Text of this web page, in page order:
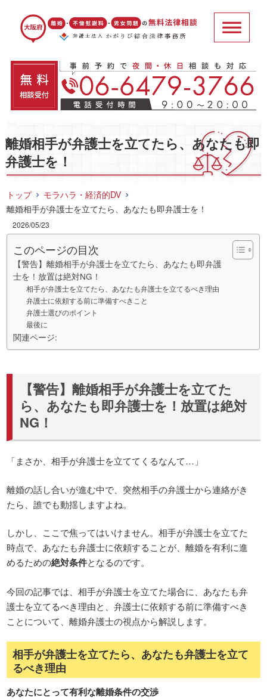
離婚相手が弁護士を立てたら、あなたも即
弁護士を！
トップ
モラハラ・経済的DV
離婚相手が弁護士を立てたら、あなたも即弁護士を！
2026/05/23
このページの目次
【警告】離婚相手が弁護士を立てたら、あなたも即弁護
士を！放置は絶対NG！
相手が弁護士を立てたら、あなたも弁護士を立てるべき理由
弁護士に依頼する前に準備すべきこと
弁護士選びのポイント
最後に
関連ページ:
【警告】離婚相手が弁護士を立てた
ら、あなたも即弁護士を！放置は絶対
NG！
「まさか、相手が弁護士を立ててくるなんて…」
離婚の話し合いが進む中で、突然相手の弁護士から連絡がき
たら、誰でも動揺しますよね。
しかし、ここで焦ってはいけません。相手が弁護士を立てた
時点で、あなたも弁護士に依頼することが、離婚を有利に進
めるための絶対条件となるのです。
今回の記事では、相手が弁護士を立てた場合に、あなたも弁
護士を立てるべき理由と、弁護士に依頼する前に準備すべき
ことについて、離婚弁護士の視点から解説します。
相手が弁護士を立てたら、あなたも弁護士を立て
るべき理由
あなたにとって有利な離婚条件の交渉